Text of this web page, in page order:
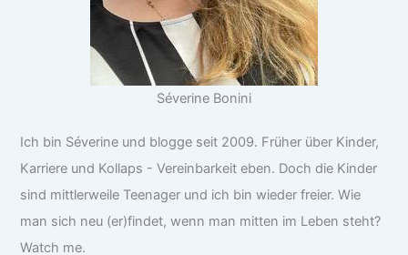
Séverine Bonini
Ich bin Séverine und blogge seit 2009. Früher über Kinder,
Karriere und Kollaps - Vereinbarkeit eben. Doch die Kinder
sind mittlerweile Teenager und ich bin wieder freier. Wie
man sich neu (er)findet, wenn man mitten im Leben steht?
Watch me.